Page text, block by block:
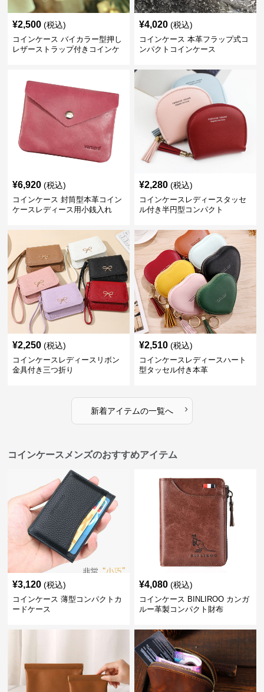
¥2,500 (税込)
コインケース バイカラー型押し
レザーストラップ付きコインケ
¥4,020 (税込)
コインケース 本革フラップ式コ
ンパクトコインケース
¥6,920 (税込)
コインケース 封筒型本革コイン
ケースレディース用小銭入れ
¥2,280 (税込)
コインケースレディースタッセ
ル付き半円型コンパクト
¥2,250 (税込)
コインケースレディースリボン
金具付き三つ折り
¥2,510 (税込)
コインケースレディースハート
型タッセル付き本革
新着アイテムの一覧へ ›
コインケースメンズのおすすめアイテム
¥3,120 (税込)
コインケース 薄型コンパクトカ
ードケース
¥4,080 (税込)
コインケース BINLIROO カンガ
ルー革製コンパクト財布